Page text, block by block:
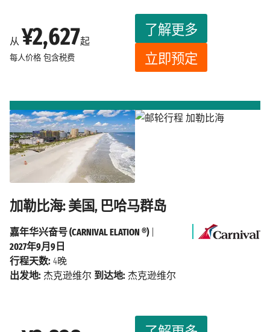
从 ¥2,627起
每人价格 包含税费
了解更多
立即预定
加勒比海: 美国, 巴哈马群岛
嘉年华兴奋号 (CARNIVAL ELATION ®)|
2027年9月9日
行程天数: 4晚
出发地: 杰克逊维尔 到达地: 杰克逊维尔